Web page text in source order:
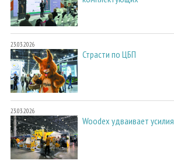
23.03.2026
Страсти по ЦБП
23.03.2026
Woodex удваивает усилия